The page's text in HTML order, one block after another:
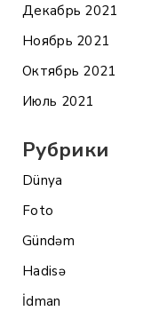
Декабрь 2021
Ноябрь 2021
Октябрь 2021
Июль 2021
Рубрики
Dünya
Foto
Gündəm
Hadisə
İdman